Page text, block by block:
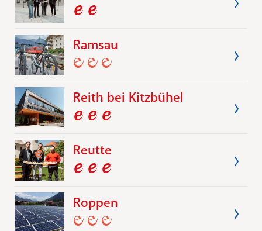
Ramsau
Reith bei Kitzbühel
Reutte
Roppen